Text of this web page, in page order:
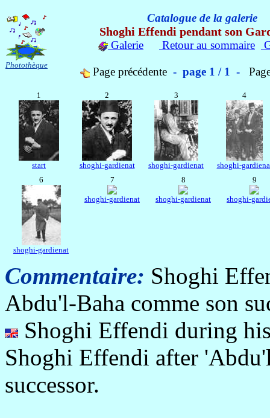
Photothèque
Catalogue de la galerie
Shoghi Effendi pendant son
Galerie Retour au sommaire
Page précédente- page 1 / 1 -
1
start
2
shoghi-gardienat
3
shoghi-gardienat
4
shoghi-
6
shoghi-gardienat
7
shoghi-gardienat
8
shoghi-gardienat
9
shoghi-
Commentaire: Shoghi
Abdu'l-Baha comme son
Shoghi Effendi during
Shoghi Effendi after
successor.